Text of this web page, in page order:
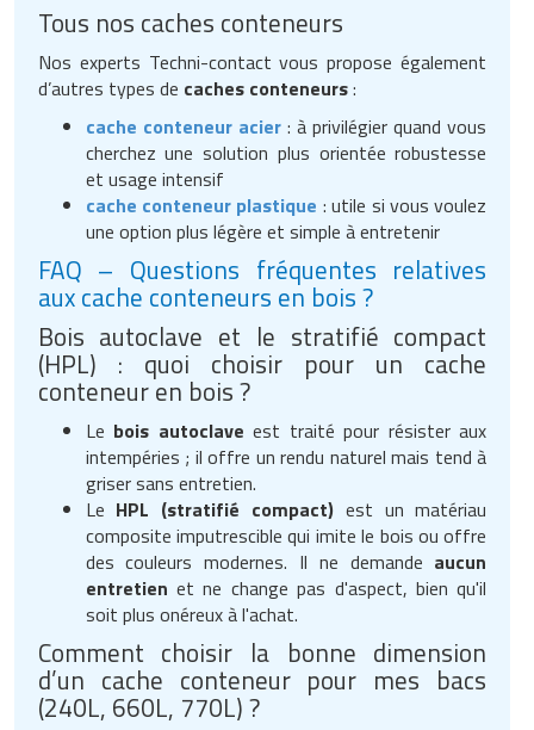
Tous nos caches conteneurs
Nos experts Techni-contact vous propose également
d’autres types de caches conteneurs:
cache conteneur acier: à privilégier quand vous
cherchez une solution plus orientée robustesse
et usage intensif
cache conteneur plastique : utile si vous voulez
une option plus légère et simple à entretenir
FAQ – Questions fréquentes relatives
aux cache conteneurs en bois ?
Bois autoclave et le stratifié compact
(HPL) : quoi choisir pour un cache
conteneur en bois ?
Le bois autoclave est traité pour résister aux
intempéries ; il offre un rendu naturel mais tend à
griser sans entretien.
Le HPL (stratifié compact) est un matériau
composite imputrescible qui imite le bois ou offre
des couleurs modernes. Il ne demande aucun
entretien et ne change pas d'aspect, bien qu'il
soit plus onéreux à l'achat.
Comment choisir la bonne dimension
d’un cache conteneur pour mes bacs
(240L, 660L, 770L) ?